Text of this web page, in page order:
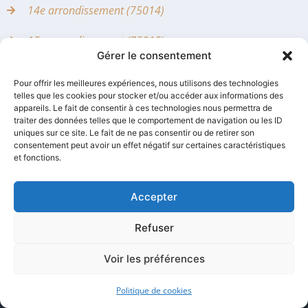
Gérer le consentement
Pour offrir les meilleures expériences, nous utilisons des technologies
telles que les cookies pour stocker et/ou accéder aux informations des
appareils. Le fait de consentir à ces technologies nous permettra de
traiter des données telles que le comportement de navigation ou les ID
uniques sur ce site. Le fait de ne pas consentir ou de retirer son
consentement peut avoir un effet négatif sur certaines caractéristiques
et fonctions.
Accepter
Refuser
Voir les préférences
Politique de cookies
14e arrondissement (75014)
15e arrondissement (75015)
17e arrondissement (75017)
18e arrondissement (75018)
19e arrondissement (75019)
20e arrondissement (75020)